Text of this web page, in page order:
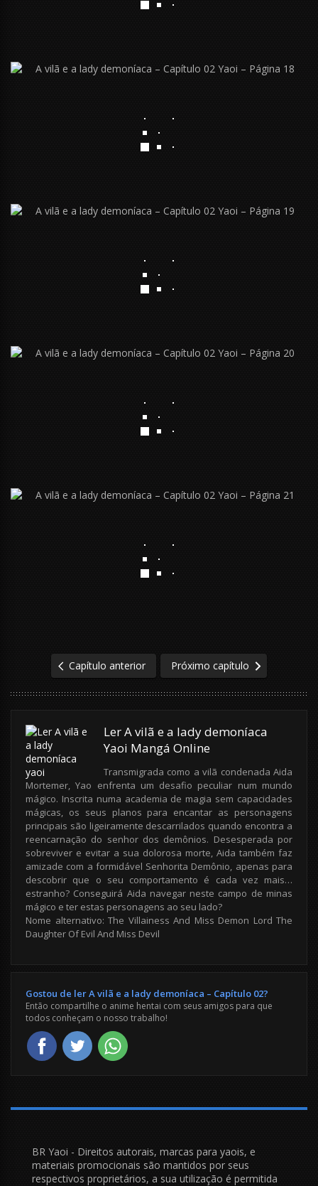
Capítulo anterior Próximo capítulo
Ler A vilã e a lady demoníaca
Yaoi Mangá Online
Transmigrada como a vilã condenada Aida
Mortemer, Yao enfrenta um desafio peculiar num mundo
mágico. Inscrita numa academia de magia sem capacidades
mágicas, os seus planos para encantar as personagens
principais são ligeiramente descarrilados quando encontra a
reencarnação do senhor dos demônios. Desesperada por
sobreviver e evitar a sua dolorosa morte, Aida também faz
amizade com a formidável Senhorita Demônio, apenas para
descobrir que o seu comportamento é cada vez mais…
estranho? Conseguirá Aida navegar neste campo de minas
mágico e ter estas personagens ao seu lado?
Nome alternativo: The Villainess And Miss Demon Lord The
Daughter Of Evil And Miss Devil
Gostou de ler A vilã e a lady demoníaca – Capítulo 02?
Então compartilhe o anime hentai com seus amigos para que
todos conheçam o nosso trabalho!
BR Yaoi - Direitos autorais, marcas para yaois, e
materiais promocionais são mantidos por seus
respectivos proprietários, a sua utilização é permitida